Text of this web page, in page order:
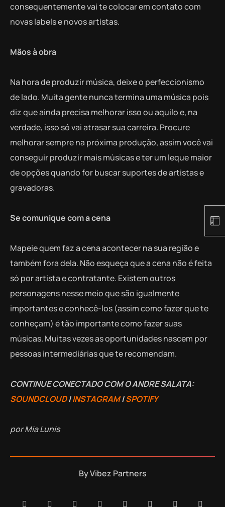
consequentemente vai te colocar em contato com
novas labels e novos artistas.
Mãos à obra
Na hora de produzir música, deixe o perfeccionismo
de lado. Muita gente nunca termina uma música pois
diz que ainda precisa melhorar isso ou aquilo e, na
verdade, isso só vai atrasar sua carreira. Procure
melhorar sempre na próxima produção, assim você vai
conseguir produzir mais músicas e ter um leque maior
de opções quando for buscar suportes de artistas e
gravadoras.
Se comunique com a cena
Mapeie quem faz a cena acontecer na sua região e
também fora dela. Não esqueça que a cena não é feita
só por artista e contratante. Existem outros
personagens nesse meio que são igualmente
importantes e conhecê-los (assim como fazer que te
conheçam) é tão importante como fazer suas
músicas. Muitas vezes as oportunidades nascem por
pessoas intermediárias que te recomendam.
CONTINUE CONECTADO COM O ANDRE SALATA:
SOUNDCLOUD|INSTAGRAM|SPOTIFY
por Mia Lunis
ByVibez Partners